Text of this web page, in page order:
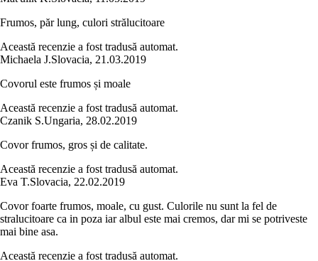
Frumos, păr lung, culori strălucitoare
Această recenzie a fost tradusă automat.
Michaela J.Slovacia, 21.03.2019
Covorul este frumos și moale
Această recenzie a fost tradusă automat.
Czanik S.Ungaria, 28.02.2019
Covor frumos, gros și de calitate.
Această recenzie a fost tradusă automat.
Eva T.Slovacia, 22.02.2019
Covor foarte frumos, moale, cu gust. Culorile nu sunt la fel de
stralucitoare ca in poza iar albul este mai cremos, dar mi se potriveste
mai bine asa.
Această recenzie a fost tradusă automat.